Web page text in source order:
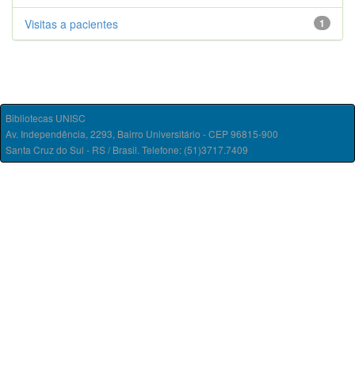
1
Visitas a pacientes
Bibliotecas UNISC
Av. Independência, 2293, Bairro Universitário - CEP 96815-900
Santa Cruz do Sul - RS / Brasil. Telefone: (51)3717.7409